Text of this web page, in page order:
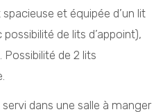
et équipée d’un lit
de lits d’appoint),
Possibilité de 2 lits
dans une salle à manger